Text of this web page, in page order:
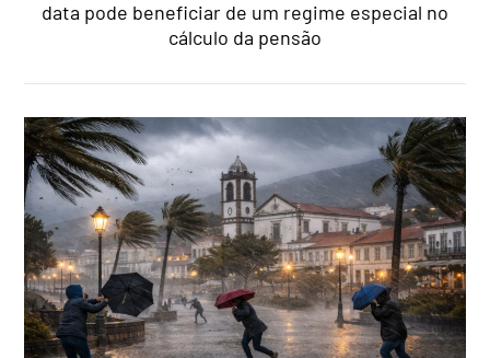
data pode beneficiar de um regime especial no
cálculo da pensão